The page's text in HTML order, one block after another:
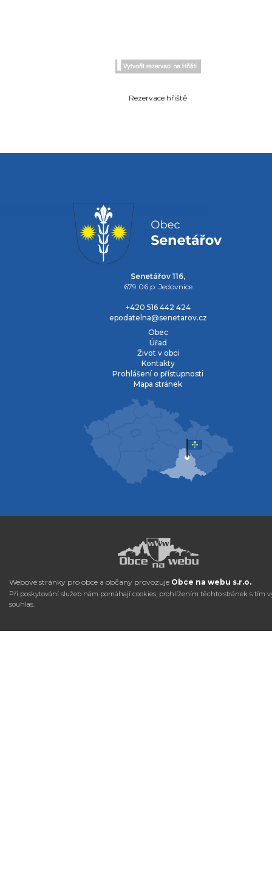
Rezervace hřiště
Senetářov 116,
679 06 p. Jedovnice
+420 516 442 424
epodatelna@senetarov.cz
Obec
Úřad
Život v obci
Kontakty
Prohlášení o přístupnosti
Mapa stránek
Webové stránky pro obce a občany provozuje Obce na webu s.r.o.
Při poskytování služeb nám pomáhají cookies, prohlížením těchto stránek s tím
souhlas.